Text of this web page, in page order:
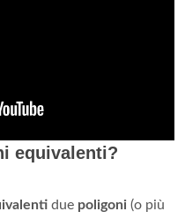
equivalenti?
due poligoni (o più